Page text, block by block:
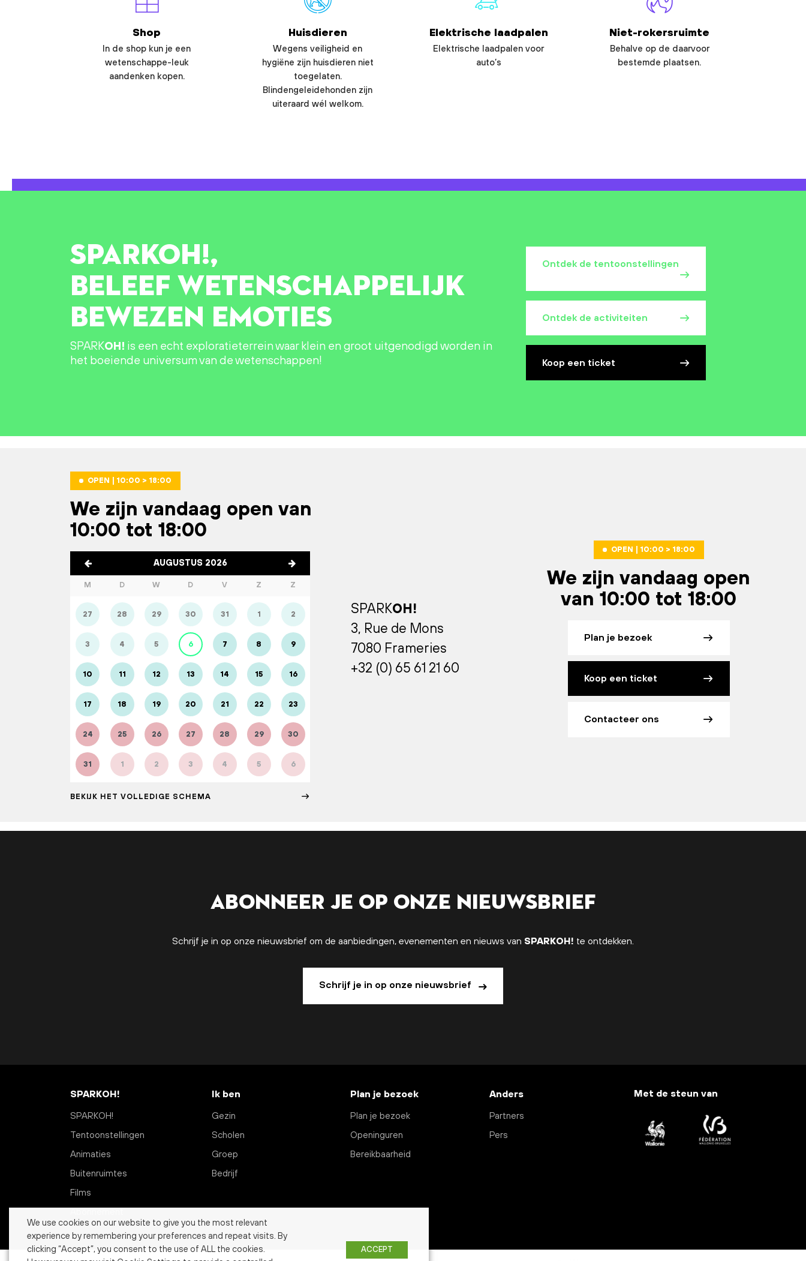
Shop
In de shop kun je een
wetenschappe-leuk
aandenken kopen.
Huisdieren
Wegens veiligheid en
hygiëne zijn huisdieren niet
toegelaten.
Blindengeleidehonden zijn
uiteraard wél welkom.
Elektrische laadpalen
Elektrische laadpalen voor
auto’s
Niet-rokersruimte
Behalve op de daarvoor
bestemde plaatsen.
Ontdek de tentoonstellingen
Ontdek de activiteiten
Koop een ticket
SPARKOH!,
BELEEF WETENSCHAPPELIJK
BEWEZEN EMOTIES
SPARKOH! is een echt exploratieterrein waar klein en groot uitgenodigd worden in
het boeiende universum van de wetenschappen!
OPEN | 10:00 > 18:00
We zijn vandaag open van
10:00 tot 18:00
AUGUSTUS 2026
M D W D V Z Z
27 28 29 30 31 1 2
3 4 5 6 7 8 9
10 11 12 13 14 15 16
17 18 19 20 21 22 23
24 25 26 27 28 29 30
31 1 2 3 4 5 6
BEKIJK HET VOLLEDIGE SCHEMA
SPARKOH!
3, Rue de Mons
7080 Frameries
+32 (0) 65 61 21 60
OPEN | 10:00 > 18:00
We zijn vandaag open
van 10:00 tot 18:00
Plan je bezoek
Koop een ticket
Contacteer ons
Abonneer je op onze nieuwsbrief
Schrijf je in op onze nieuwsbrief om de aanbiedingen, evenementen en nieuws van SPARKOH! te ontdekken.
Schrijf je in op onze nieuwsbrief
SPARKOH!
SPARKOH!
Tentoonstellingen
Animaties
Buitenruimtes
Films
Ik ben
Gezin
Scholen
Groep
Bedrijf
Plan je bezoek
Plan je bezoek
Openinguren
Bereikbaarheid
Anders
Partners
Pers
Met de steun van
We use cookies on our website to give you the most relevant
experience by remembering your preferences and repeat visits. By
clicking “Accept”, you consent to the use of ALL the cookies.
ACCEPT